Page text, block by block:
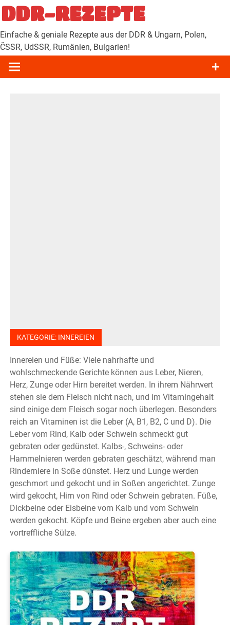
Zum
Inhalt
springen
DDR-REZEPTE
Einfache & geniale Rezepte aus der DDR & Ungarn, Polen,
ČSSR, UdSSR, Rumänien, Bulgarien!
KATEGORIE: INNEREIEN
Innereien und Füße: Viele nahrhafte und
wohlschmeckende Gerichte können aus Leber, Nieren,
Herz, Zunge oder Hirn bereitet werden. In ihrem Nährwert
stehen sie dem Fleisch nicht nach, und im Vitamingehalt
sind einige dem Fleisch sogar noch überlegen. Besonders
reich an Vitaminen ist die Leber (A, B1, B2, C und D). Die
Leber vom Rind, Kalb oder Schwein schmeckt gut
gebraten oder gedünstet. Kalbs-, Schweins- oder
Hammelnieren werden gebraten geschätzt, während man
Rinderniere in Soße dünstet. Herz und Lunge werden
geschmort und gekocht und in Soßen angerichtet. Zunge
wird gekocht, Hirn von Rind oder Schwein gebraten. Füße,
Dickbeine oder Eisbeine vom Kalb und vom Schwein
werden gekocht. Köpfe und Beine ergeben aber auch eine
vortreffliche Sülze.